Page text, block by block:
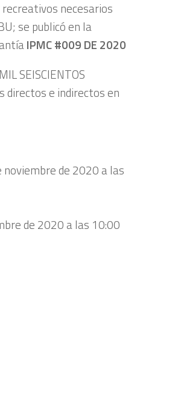
necesarios
se publicó en la
IPMC #009 DE 2020
SEISCIENTOS
directos e indirectos en
de 2020 a las
de 2020 a las 10:00